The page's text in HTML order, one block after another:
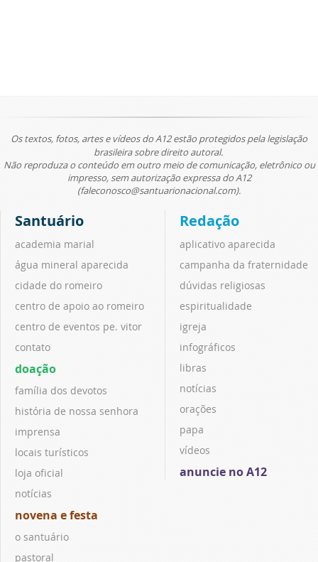
Os textos, fotos, artes e vídeos do A12 estão protegidos pela legislação
brasileira sobre direito autoral.
Não reproduza o conteúdo em outro meio de comunicação, eletrônico ou
impresso, sem autorização expressa do A12
(faleconosco@santuarionacional.com).
Santuário
academia marial
água mineral aparecida
cidade do romeiro
centro de apoio ao romeiro
centro de eventos pe. vitor
contato
doação
família dos devotos
história de nossa senhora
imprensa
locais turísticos
loja oficial
notícias
novena e festa
o santuário
pastoral
Redação
aplicativo aparecida
campanha da fraternidade
dúvidas religiosas
espiritualidade
igreja
infográficos
libras
notícias
orações
papa
vídeos
anuncie no A12